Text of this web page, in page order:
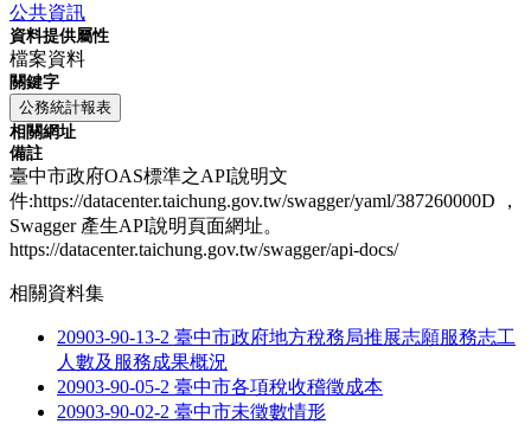
公共資訊
資料提供屬性
檔案資料
關鍵字
公務統計報表
相關網址
備註
臺中市政府OAS標準之API說明文
件:https://datacenter.taichung.gov.tw/swagger/yaml/387260000D ，
Swagger 產生API說明頁面網址。
https://datacenter.taichung.gov.tw/swagger/api-docs/
相關資料集
20903-90-13-2 臺中市政府地方稅務局推展志願服務志工
人數及服務成果概況
20903-90-05-2 臺中市各項稅收稽徵成本
20903-90-02-2 臺中市未徵數情形